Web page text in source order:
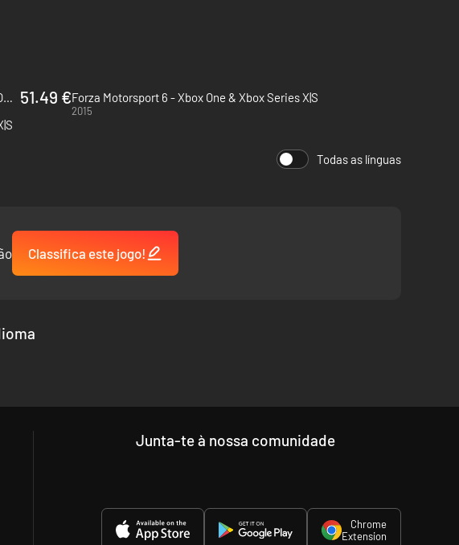
Forza Motorsport 7 Deluxe Edition (PC / Xbox ONE / Xbox Series X|S) - PC & Xbox One (Microsoft Store)
51.49 €Forza Motorsport 6 - Xbox One & Xbox Series X|S
2015
Todas as línguas
Classifica este jogo!
Junta-te à nossa comunidade
Chrome
Extension